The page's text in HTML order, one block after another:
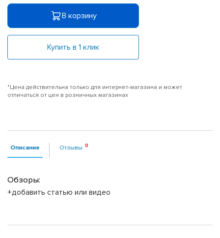
В корзину
Купить в 1 клик
*Цена действительна только для интернет-магазина и может
отличаться от цен в розничных магазинах
Описание Отзывы
Обзоры:
+добавить статью или видео